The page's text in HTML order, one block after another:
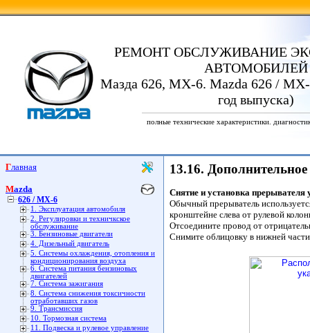
РЕМОНТ ОБСЛУЖИВАНИЕ
АВТОМОБИЛЕЙ
Мазда 626, МХ-6. Mazda 626 / MX-
год выпуска)
полные технические характеристики.
Главная
Mazda
626 / MX-6
1. Эксплуатация автомобиля
2. Регулировки и техничкское
обслуживание
3. Бензиновые двигатели
4. Дизельный двигатель
5. Системы охлаждения, отопления и
кондиционирования воздуха
6. Система питания бензиновых
двигателей
7. Система зажигания
8. Система снижения токсичности
отработавших газов
9. Трансмиссия
10. Тормозная система
11. Подвеска и рулевое управление
13.16.
Снятие и установка прерывателя
Обычный прерыватель
кронштейне слева от рулевой
Отсоедините провод от
Снимите облицовку в нижней